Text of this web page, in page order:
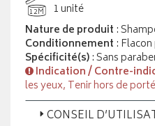
12M
1 unité
Nature de produit :
Conditionnement :
Spécificité(s): Sans
Indication / Contre-
les yeux, Tenir hors de
CONSEIL